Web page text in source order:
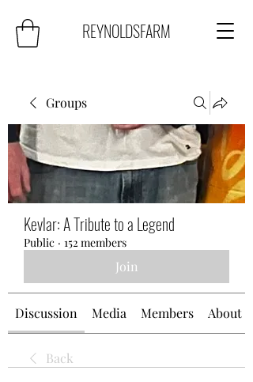
REYNOLDSFARM
Groups
Kevlar: A Tribute to a Legend
Public · 152 members
Join
Discussion Media Members About
Back